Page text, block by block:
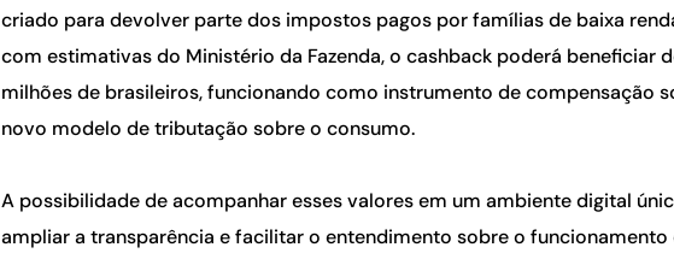
criado para devolver parte dos impostos pagos por famílias de baixa
com estimativas do Ministério da Fazenda, o cashback poderá beneficiar
milhões de brasileiros, funcionando como instrumento de compensação
novo modelo de tributação sobre o consumo.
A possibilidade de acompanhar esses valores em um ambiente digital
ampliar a transparência e facilitar o entendimento sobre o